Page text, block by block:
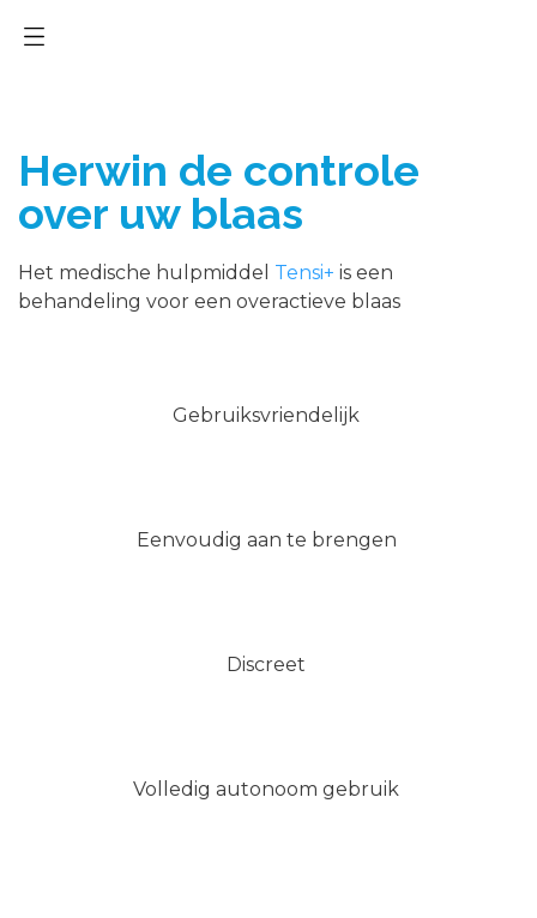
Herwin de controle
over uw blaas
Het medische hulpmiddel Tensi+ is een
behandeling voor een overactieve blaas
Gebruiksvriendelijk
Eenvoudig aan te brengen
Discreet
Volledig autonoom gebruik